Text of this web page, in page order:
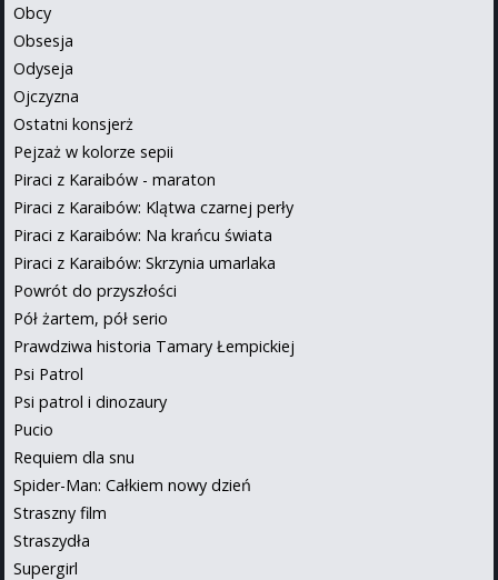
Obcy
Obsesja
Odyseja
Ojczyzna
Ostatni konsjerż
Pejzaż w kolorze sepii
Piraci z Karaibów - maraton
Piraci z Karaibów: Klątwa czarnej perły
Piraci z Karaibów: Na krańcu świata
Piraci z Karaibów: Skrzynia umarlaka
Powrót do przyszłości
Pół żartem, pół serio
Prawdziwa historia Tamary Łempickiej
Psi Patrol
Psi patrol i dinozaury
Pucio
Requiem dla snu
Spider-Man: Całkiem nowy dzień
Straszny film
Straszydła
Supergirl